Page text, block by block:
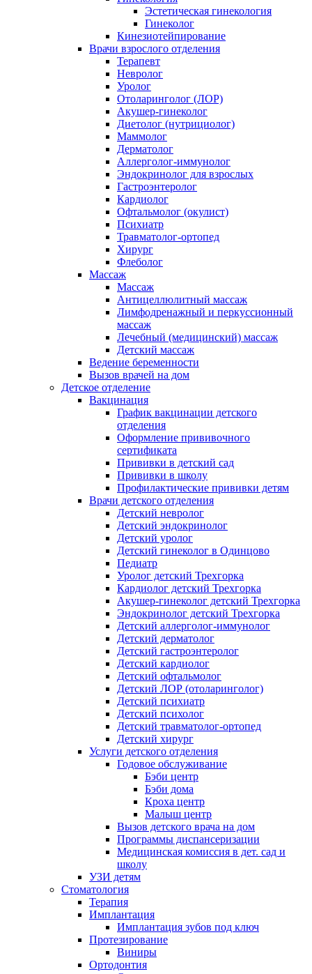
Эстетическая гинекология
Гинеколог
Кинезиотейпирование
Врачи взрослого отделения
Терапевт
Невролог
Уролог
Отоларинголог (ЛОР)
Акушер-гинеколог
Диетолог (нутрициолог)
Маммолог
Дерматолог
Аллерголог-иммунолог
Эндокринолог для взрослых
Гастроэнтеролог
Кардиолог
Офтальмолог (окулист)
Психиатр
Травматолог-ортопед
Хирург
Флеболог
Массаж
Массаж
Антицеллюлитный массаж
Лимфодренажный и перкуссионный
массаж
Лечебный (медицинский) массаж
Детский массаж
Ведение беременности
Вызов врачей на дом
Детское отделение
Вакцинация
График вакцинации детского
отделения
Оформление прививочного
сертификата
Прививки в детский сад
Прививки в школу
Профилактические прививки детям
Врачи детского отделения
Детский невролог
Детский эндокринолог
Детский уролог
Детский гинеколог в Одинцово
Педиатр
Уролог детский Трехгорка
Кардиолог детский Трехгорка
Акушер-гинеколог детский Трехгорка
Эндокринолог детский Трехгорка
Детский аллерголог-иммунолог
Детский дерматолог
Детский гастроэнтеролог
Детский кардиолог
Детский офтальмолог
Детский ЛОР (отоларинголог)
Детский психиатр
Детский психолог
Детский травматолог-ортопед
Детский хирург
Услуги детского отделения
Годовое обслуживание
Бэби центр
Бэби дома
Кроха центр
Малыш центр
Вызов детского врача на дом
Программы диспансеризации
Медицинская комиссия в дет. сад и
школу
УЗИ детям
Стоматология
Терапия
Имплантация
Имплантация зубов под ключ
Протезирование
Виниры
Ортодонтия